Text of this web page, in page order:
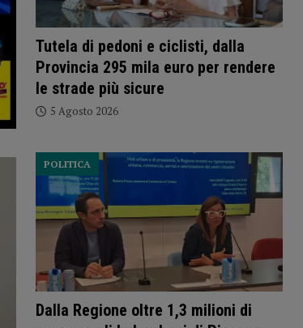
Tutela di pedoni e ciclisti, dalla
Provincia 295 mila euro per rendere
le strade più sicure
5 Agosto 2026
Dalla Regione oltre 1,3 milioni di
POLITICA